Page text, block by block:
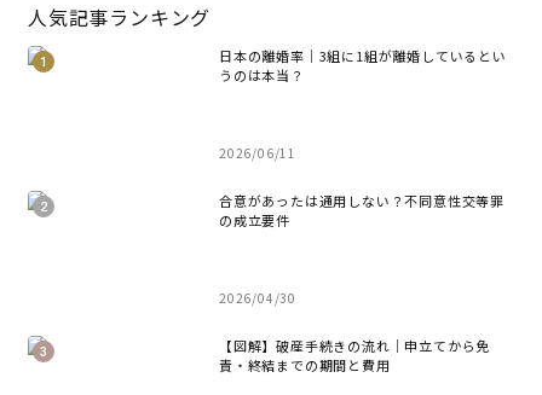
人気記事ランキング
日本の離婚率｜3組に1組が離婚しているとい
うのは本当？
2026/06/11
合意があったは通用しない？不同意性交等罪
の成立要件
2026/04/30
【図解】破産手続きの流れ｜申立てから免
責・終結までの期間と費用